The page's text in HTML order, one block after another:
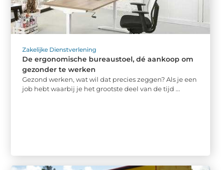
Zakelijke Dienstverlening
De ergonomische bureaustoel, dé aankoop om
gezonder te werken
Gezond werken, wat wil dat precies zeggen? Als je een
job hebt waarbij je het grootste deel van de tijd ...